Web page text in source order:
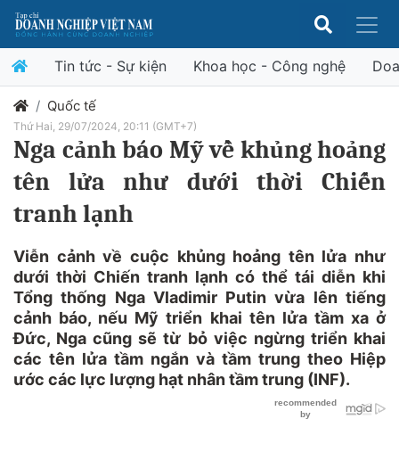
Tin tức - Sự kiện Khoa học - Công nghệ
Quốc tế
Thứ Hai, 29/07/2024, 20:11 (GMT+7)
Nga cảnh báo Mỹ về khủng hoảng
tên lửa như dưới thời Chiến
tranh lạnh
Viễn cảnh về cuộc khủng hoảng tên lửa như
dưới thời Chiến tranh lạnh có thể tái diễn khi
Tổng thống Nga Vladimir Putin vừa lên tiếng
cảnh báo, nếu Mỹ triển khai tên lửa tầm xa ở
Đức, Nga cũng sẽ từ bỏ việc ngừng triển khai
các tên lửa tầm ngắn và tầm trung theo Hiệp
ước các lực lượng hạt nhân tầm trung (INF).